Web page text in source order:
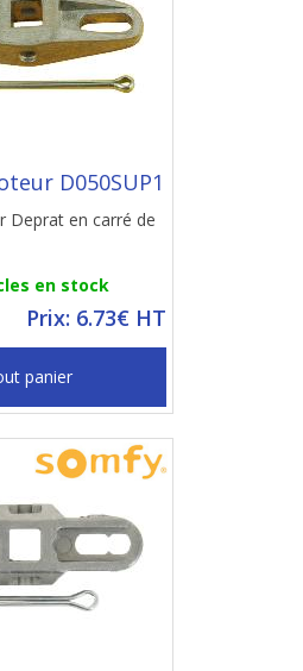
D050SUP1
Deprat en carré de
en stock
Prix: 6.73€ HT
panier